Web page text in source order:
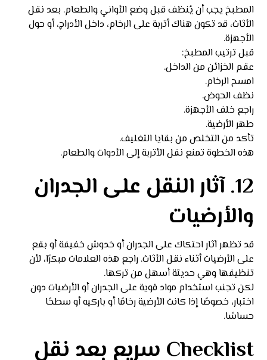
المطبخ يجب أن يُنظف قبل وضع الأواني والطعام. بعد نقل
الأثاث، قد تكون هناك أتربة على الرخام، داخل الأدراج، أو حول
الأجهزة.
قبل ترتيب المطبخ:
عقم الخزائن من الداخل.
امسح الرخام.
نظف الحوض.
راجع خلف الأجهزة.
طهر الأرضية.
تأكد من التخلص من بقايا التغليف.
هذه الخطوة تمنع نقل الأتربة إلى الأدوات والطعام.
12. آثار النقل على الجدران
والأرضيات
قد تظهر آثار احتكاك على الجدران أو خدوش خفيفة أو بقع
على الأرضيات أثناء نقل الأثاث. راجع هذه العلامات مبكرًا، لأن
تنظيفها وهي حديثة أسهل من تركها.
لكن تجنب استخدام مواد قوية على الجدران أو الأرضيات دون
اختبار، خصوصًا إذا كانت الأرضية رخامًا أو باركيه أو سطحًا
حساسًا.
Checklist سريع بعد نقل